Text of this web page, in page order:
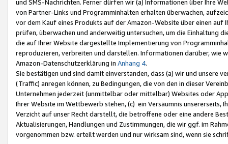
und SMS-Nachrichten. Ferner dürfen wir (a) Informationen über Ihre
von Partner-Links und Programminhalten erhalten überwachen,
vor dem Kauf eines Produkts auf der Amazon-Website über einen
prüfen, überwachen und anderweitig untersuchen, um die Einhaltung
die auf Ihrer Website dargestellte Implementierung von
reproduzieren, verbreiten und darstellen. Informationen darüber, wie
Amazon-Datenschutzerklärung in Anhang 4.
Sie bestätigen und sind damit einverstanden, dass (a) wir und
(Traffic) anregen können, zu Bedingungen, die von den in dieser
Unternehmen jederzeit (unmittelbar oder mittelbar) Websites oder
Ihrer Website im Wettbewerb stehen, (c) ein Versäumnis unsererseits,
Verzicht auf unser Recht darstellt, die betroffene oder eine andere
Aktualisierungen, Handlungen und Zustimmungen, die wir ggf. im
vorgenommen bzw. erteilt werden und nur wirksam sind, wenn sie